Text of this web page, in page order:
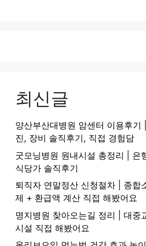
최신글
양산부산대병원 암센터 이용후기
진, 장비 솔직후기, 직접 경험담
굿모닝병원 원내시설 총정리 | 은
식당가 솔직후기
퇴직자 연말정산 신청절차 | 종합
제 + 환급액 계산 직접 해봤어요
명지병원 찾아오는길 정리 | 대중
시설 직접 해봤어요